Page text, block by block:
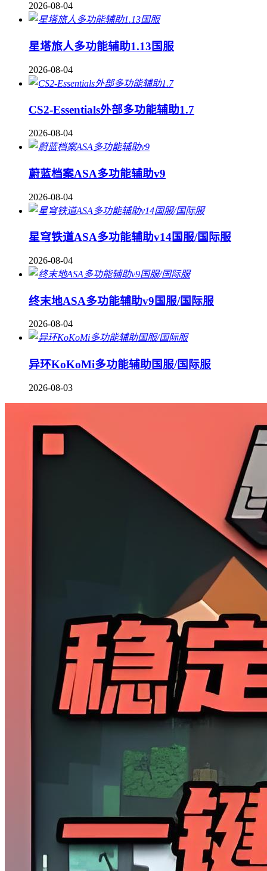
2026-08-04
星塔旅人多功能辅助1.13国服
2026-08-04
CS2-Essentials外部多功能辅助1.7
2026-08-04
蔚蓝档案ASA多功能辅助v9
2026-08-04
星穹铁道ASA多功能辅助v14国服/国际服
2026-08-04
终末地ASA多功能辅助v9国服/国际服
2026-08-04
异环KoKoMi多功能辅助国服/国际服
2026-08-03